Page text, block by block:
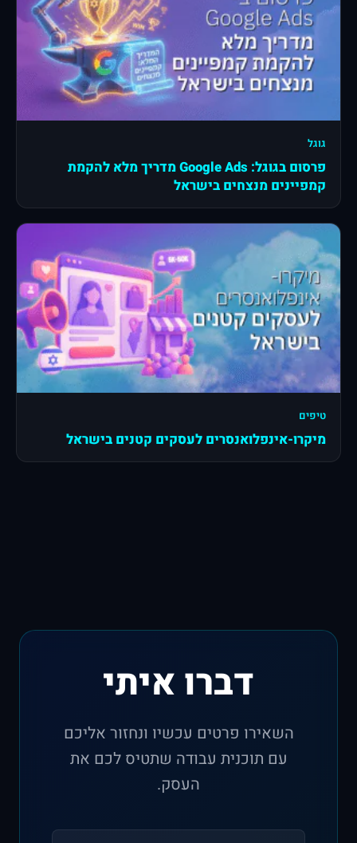
גוגל
פרסום בגוגל: Google Ads מדריך מלא להקמת
קמפיינים מנצחים בישראל
טיפים
מיקרו-אינפלואנסרים לעסקים קטנים בישראל
דברו איתי
השאירו פרטים עכשיו ונחזור אליכם
עם תוכנית עבודה שתטיס לכם את
העסק.